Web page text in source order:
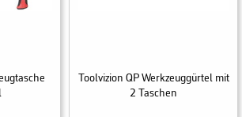
Toolvizion QP Werkzeuggürtel mit
2 Taschen